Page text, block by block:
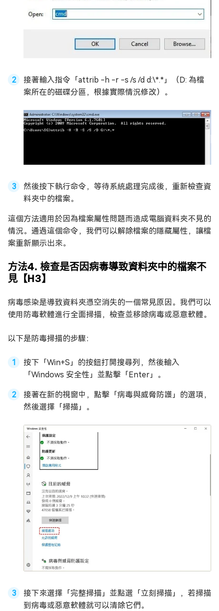
接著輸入指令「attrib -h -r -s /s /d d:\*.*」（D: 為檔
案所在的磁碟分區，根據實際情況修改）。
然後按下執行命令，等待系統處理完成後，重新檢查資
料夾中的檔案。
這個方法適用於因為檔案屬性問題而造成電腦資料夾不見的
情況。通過這個命令，我們可以解除檔案的隱藏屬性，讓檔
案重新顯示出來。
方法4. 檢查是否因病毒導致資料夾中的檔案不
見【H3】
病毒感染是導致資料夾憑空消失的一個常見原因。我們可以
使用防毒軟體進行全面掃描，檢查並移除病毒或惡意軟體。
以下是防毒掃描的步驟：
按下「Win+S」的按鈕打開搜尋列，然後輸入
「Windows 安全性」並點擊「Enter」。
接著在新的視窗中，點擊「病毒與威脅防護」的選項，
然後選擇「掃描」。
接下來選擇「完整掃描」並點選「立刻掃描」，若掃描
到病毒或惡意軟體就可以清除它們。